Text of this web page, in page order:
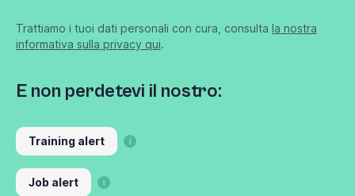
Trattiamo i tuoi dati personali con cura, consulta la nostra
informativa sulla privacy qui.
E non perdetevi il nostro:
Training alert
Job alert